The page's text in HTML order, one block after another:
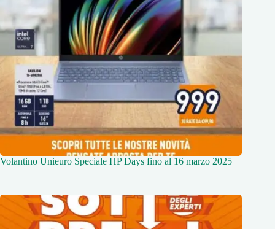
Volantino Unieuro Speciale HP Days fino al 16 marzo 2025